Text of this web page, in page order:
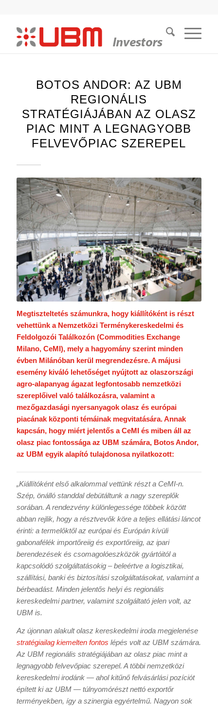
BOTOS ANDOR: AZ UBM
REGIONÁLIS
STRATÉGIÁJÁBAN AZ OLASZ
PIAC MINT A LEGNAGYOBB
FELVEVŐPIAC SZEREPEL
Megtiszteltetés számunkra, hogy kiállítóként is részt
vehettünk a Nemzetközi Terménykereskedelmi és
Feldolgozói Találkozón (Commodities Exchange
Milano, CeMI), mely a hagyomány szerint minden
évben Milánóban kerül megrendezésre. A májusi
esemény kiváló lehetőséget nyújtott az olaszországi
agro-alapanyag ágazat legfontosabb nemzetközi
szereplőivel való találkozásra, valamint a
mezőgazdasági nyersanyagok olasz és európai
piacának központi témáinak megvitatására. Annak
kapcsán, hogy miért jelentős a CeMI és miben áll az
olasz piac fontossága az UBM számára, Botos Andor,
az UBM egyik alapító tulajdonosa nyilatkozott:
„Kiállítóként első alkalommal vettünk részt a CeMI-n.
Szép, önálló standdal debütáltunk a nagy szereplők
sorában. A rendezvény különlegessége többek között
abban rejlik, hogy a résztvevők köre a teljes ellátási láncot
érinti: a termelőktől az európai és Európán kívüli
gabonafélék importőreiig és exportőreiig, az ipari
berendezések és csomagolóeszközök gyártóitól a
kapcsolódó szolgáltatásokig – beleértve a logisztikai,
szállítási, banki és biztosítási szolgáltatásokat, valamint a
bérbeadást. Minden jelentős helyi és regionális
kereskedelmi partner, valamint szolgáltató jelen volt, az
UBM is.
Az újonnan alakult olasz kereskedelmi iroda megjelenése
stratégiailag kiemelten fontos lépés volt az UBM számára.
Az UBM regionális stratégiájában az olasz piac mint a
legnagyobb felvevőpiac szerepel. A többi nemzetközi
kereskedelmi irodánk — ahol kitűnő felvásárlási pozíciót
épített ki az UBM — túlnyomórészt nettó exportőr
terményekben, így a szinergia egyértelmű. Nagyon sok